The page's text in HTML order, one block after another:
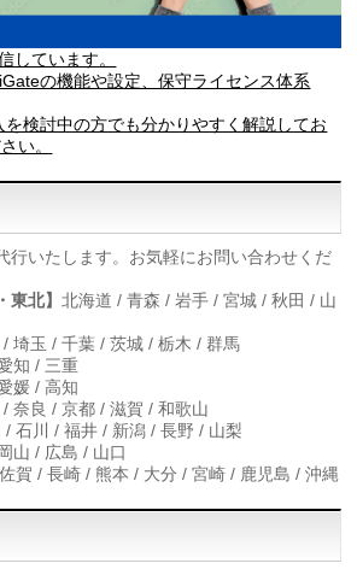
しています。
の機能や設定、保守ライセンス体系
検討中の方でも分かりやすく解説してお
い。
行いたします。お気軽にお問い合わせくだ
東北】北海道 / 青森 / 岩手 / 宮城 / 秋田 / 山
埼玉 / 千葉 / 茨城 / 栃木 / 群馬
知 / 三重
媛 / 高知
奈良 / 京都 / 滋賀 / 和歌山
/ 石川 / 福井 / 新潟 / 長野 / 山梨
山 / 広島 / 山口
賀 / 長崎 / 熊本 / 大分 / 宮崎 / 鹿児島 / 沖縄